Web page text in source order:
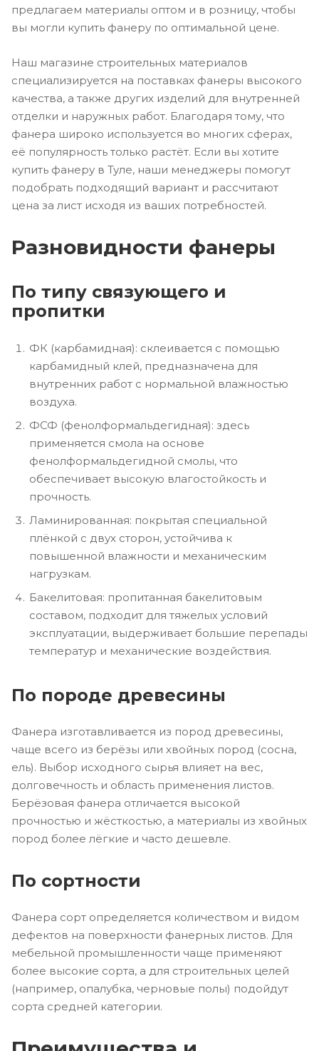
предлагаем материалы оптом и в розницу, чтобы
вы могли купить фанеру по оптимальной цене.
Наш магазине строительных материалов
специализируется на поставках фанеры высокого
качества, а также других изделий для внутренней
отделки и наружных работ. Благодаря тому, что
фанера широко используется во многих сферах,
её популярность только растёт. Если вы хотите
купить фанеру в Туле, наши менеджеры помогут
подобрать подходящий вариант и рассчитают
цена за лист исходя из ваших потребностей.
Разновидности фанеры
По типу связующего и
пропитки
ФК (карбамидная): склеивается с помощью
карбамидный клей, предназначена для
внутренних работ с нормальной влажностью
воздуха.
ФСФ (фенолформальдегидная): здесь
применяется смола на основе
фенолформальдегидной смолы, что
обеспечивает высокую влагостойкость и
прочность.
Ламинированная: покрытая специальной
плёнкой с двух сторон, устойчива к
повышенной влажности и механическим
нагрузкам.
Бакелитовая: пропитанная бакелитовым
составом, подходит для тяжелых условий
эксплуатации, выдерживает большие перепады
температур и механические воздействия.
По породе древесины
Фанера изготавливается из пород древесины,
чаще всего из берёзы или хвойных пород (сосна,
ель). Выбор исходного сырья влияет на вес,
долговечность и область применения листов.
Берёзовая фанера отличается высокой
прочностью и жёсткостью, а материалы из хвойных
пород более лёгкие и часто дешевле.
По сортности
Фанера сорт определяется количеством и видом
дефектов на поверхности фанерных листов. Для
мебельной промышленности чаще применяют
более высокие сорта, а для строительных целей
(например, опалубка, черновые полы) подойдут
сорта средней категории.